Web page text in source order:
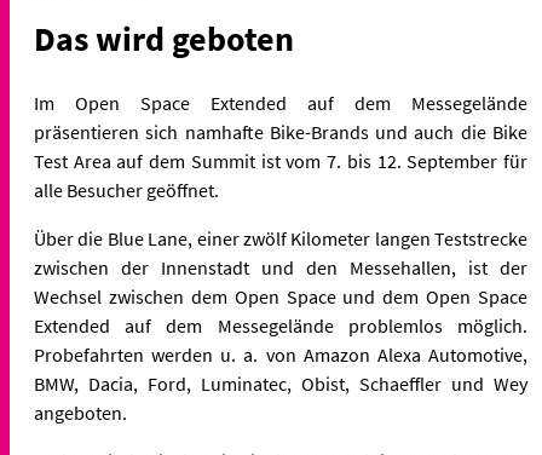
Das wird geboten
Im Open Space Extended auf dem Messegelände
präsentieren sich namhafte Bike-Brands und auch die Bike
Test Area auf dem Summit ist vom 7. bis 12. September für
alle Besucher geöffnet.
Über die Blue Lane, einer zwölf Kilometer langen Teststrecke
zwischen der Innenstadt und den Messehallen, ist der
Wechsel zwischen dem Open Space und dem Open Space
Extended auf dem Messegelände problemlos möglich.
Probefahrten werden u. a. von Amazon Alexa Automotive,
BMW, Dacia, Ford, Luminatec, Obist, Schaeffler und Wey
angeboten.